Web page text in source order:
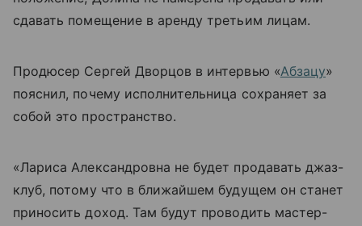
сдавать помещение в аренду третьим лицам.
Продюсер Сергей Дворцов в интервью «Абзацу»
пояснил, почему исполнительница сохраняет за
собой это пространство.
«Лариса Александровна не будет продавать джаз-
клуб, потому что в ближайшем будущем он станет
приносить доход. Там будут проводить мастер-